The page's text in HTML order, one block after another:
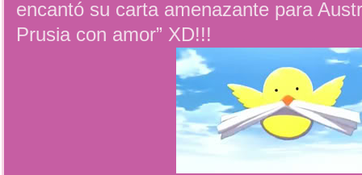
encantó su carta amenazante para
Prusia con amor” XD!!!